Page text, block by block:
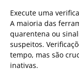
Execute uma
A maioria das
quarentena ou
suspeitos.
tempo, mas são
inativas.